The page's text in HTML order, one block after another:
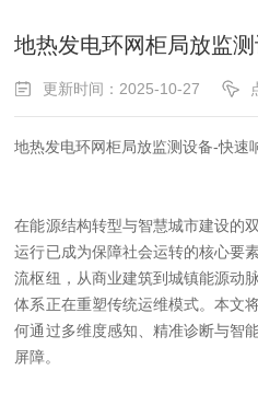
地热发电环网柜局放监
更新时间：2025-10-27
地热发电环网柜局放监测设备-快速
在能源结构转型与智慧城市建设的
运行已成为保障社会运转的核心要
流枢纽，从商业建筑到城镇能源动
体系正在重塑传统运维模式。本文
何通过多维度感知、精准诊断与智
屏障。